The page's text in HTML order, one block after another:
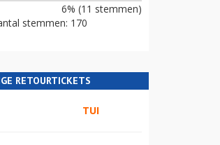
6% (11 stemmen)
stemmen: 170
RETOURTICKETS
TUI